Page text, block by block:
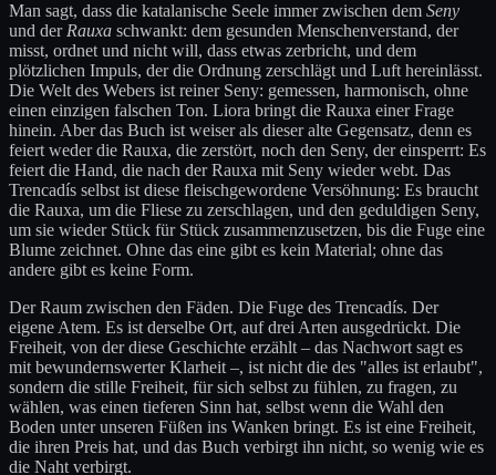
Man sagt, dass die katalanische Seele immer zwischen dem Seny
und der Rauxa schwankt: dem gesunden Menschenverstand, der
misst, ordnet und nicht will, dass etwas zerbricht, und dem
plötzlichen Impuls, der die Ordnung zerschlägt und Luft hereinlässt.
Die Welt des Webers ist reiner Seny: gemessen, harmonisch, ohne
einen einzigen falschen Ton. Liora bringt die Rauxa einer Frage
hinein. Aber das Buch ist weiser als dieser alte Gegensatz, denn es
feiert weder die Rauxa, die zerstört, noch den Seny, der einsperrt: Es
feiert die Hand, die nach der Rauxa mit Seny wieder webt. Das
Trencadís selbst ist diese fleischgewordene Versöhnung: Es braucht
die Rauxa, um die Fliese zu zerschlagen, und den geduldigen Seny,
um sie wieder Stück für Stück zusammenzusetzen, bis die Fuge eine
Blume zeichnet. Ohne das eine gibt es kein Material; ohne das
andere gibt es keine Form.
Der Raum zwischen den Fäden. Die Fuge des Trencadís. Der
eigene Atem. Es ist derselbe Ort, auf drei Arten ausgedrückt. Die
Freiheit, von der diese Geschichte erzählt – das Nachwort sagt es
mit bewundernswerter Klarheit –, ist nicht die des "alles ist erlaubt",
sondern die stille Freiheit, für sich selbst zu fühlen, zu fragen, zu
wählen, was einen tieferen Sinn hat, selbst wenn die Wahl den
Boden unter unseren Füßen ins Wanken bringt. Es ist eine Freiheit,
die ihren Preis hat, und das Buch verbirgt ihn nicht, so wenig wie es
die Naht verbirgt.